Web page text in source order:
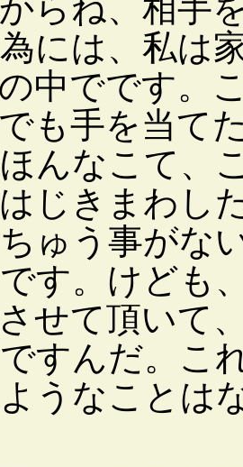
らね、相手
には、私は
中でです。
も手を当て
んなこて、
じきまわし
ゅう事がな
す。けども
せて頂いて
すんだ。こ
うなことは